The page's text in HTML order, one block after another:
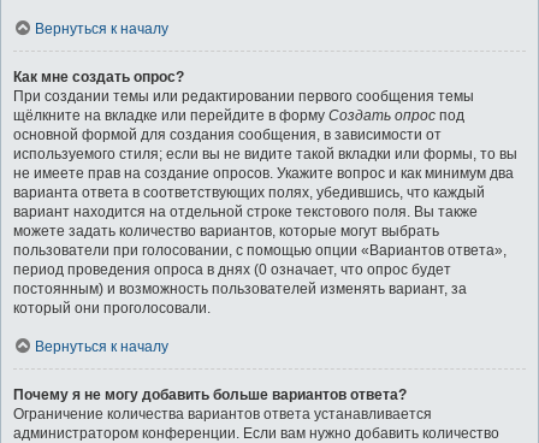
Вернуться к началу
Как мне создать опрос?
При создании темы или редактировании первого сообщения темы
щёлкните на вкладке или перейдите в форму Создать опрос под
основной формой для создания сообщения, в зависимости от
используемого стиля; если вы не видите такой вкладки или формы, то вы
не имеете прав на создание опросов. Укажите вопрос и как минимум два
варианта ответа в соответствующих полях, убедившись, что каждый
вариант находится на отдельной строке текстового поля. Вы также
можете задать количество вариантов, которые могут выбрать
пользователи при голосовании, с помощью опции «Вариантов ответа»,
период проведения опроса в днях (0 означает, что опрос будет
постоянным) и возможность пользователей изменять вариант, за
который они проголосовали.
Вернуться к началу
Почему я не могу добавить больше вариантов ответа?
Ограничение количества вариантов ответа устанавливается
администратором конференции. Если вам нужно добавить количество